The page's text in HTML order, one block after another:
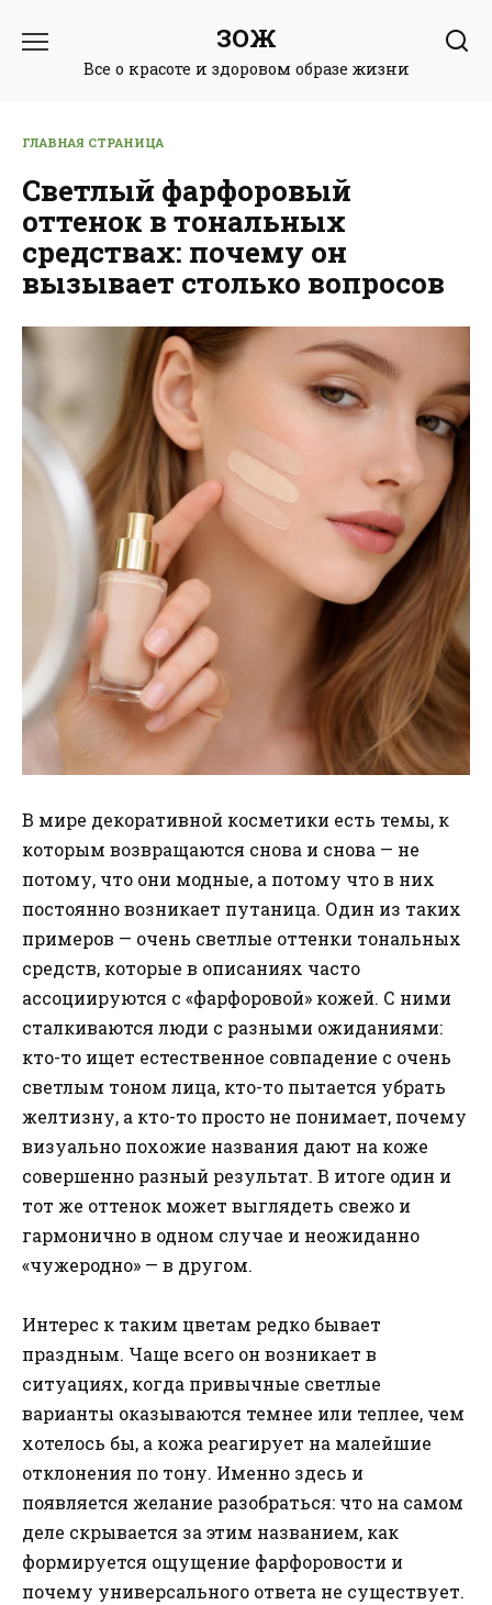
содержанию
ЗОЖ
Все о красоте и здоровом образе жизни
ГЛАВНАЯ СТРАНИЦА
Светлый фарфоровый
оттенок в тональных
средствах: почему он
вызывает столько вопросов
В мире декоративной косметики есть темы, к
которым возвращаются снова и снова — не
потому, что они модные, а потому что в них
постоянно возникает путаница. Один из таких
примеров — очень светлые оттенки тональных
средств, которые в описаниях часто
ассоциируются с «фарфоровой» кожей. С ними
сталкиваются люди с разными ожиданиями:
кто-то ищет естественное совпадение с очень
светлым тоном лица, кто-то пытается убрать
желтизну, а кто-то просто не понимает, почему
визуально похожие названия дают на коже
совершенно разный результат. В итоге один и
тот же оттенок может выглядеть свежо и
гармонично в одном случае и неожиданно
«чужеродно» — в другом.
Интерес к таким цветам редко бывает
праздным. Чаще всего он возникает в
ситуациях, когда привычные светлые
варианты оказываются темнее или теплее, чем
хотелось бы, а кожа реагирует на малейшие
отклонения по тону. Именно здесь и
появляется желание разобраться: что на самом
деле скрывается за этим названием, как
формируется ощущение фарфоровости и
почему универсального ответа не существует.